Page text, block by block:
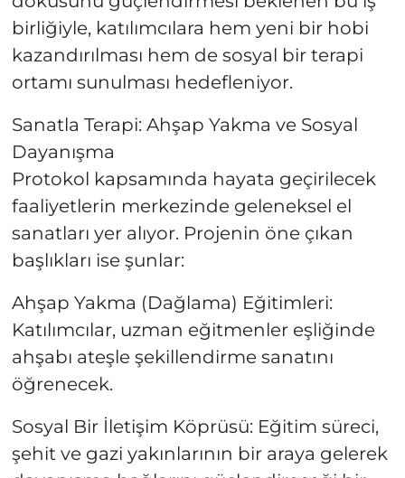
birliğiyle, katılımcılara hem yeni bir hobi
kazandırılması hem de sosyal bir terapi
ortamı sunulması hedefleniyor.
Sanatla Terapi: Ahşap Yakma ve Sosyal
Dayanışma
Protokol kapsamında hayata geçirilecek
faaliyetlerin merkezinde geleneksel el
sanatları yer alıyor. Projenin öne çıkan
başlıkları ise şunlar:
Ahşap Yakma (Dağlama) Eğitimleri:
Katılımcılar, uzman eğitmenler eşliğinde
ahşabı ateşle şekillendirme sanatını
öğrenecek.
Sosyal Bir İletişim Köprüsü: Eğitim süreci,
şehit ve gazi yakınlarının bir araya gelerek